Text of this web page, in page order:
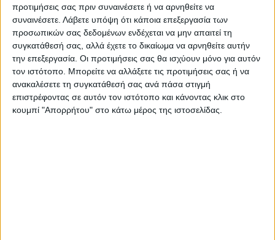
προτιμήσεις σας πριν συναινέσετε ή να αρνηθείτε να
συναινέσετε. Λάβετε υπόψη ότι κάποια επεξεργασία των
προσωπικών σας δεδομένων ενδέχεται να μην απαιτεί τη
συγκατάθεσή σας, αλλά έχετε το δικαίωμα να αρνηθείτε αυτήν
την επεξεργασία. Οι προτιμήσεις σας θα ισχύουν μόνο για αυτόν
τον ιστότοπο. Μπορείτε να αλλάξετε τις προτιμήσεις σας ή να
ανακαλέσετε τη συγκατάθεσή σας ανά πάσα στιγμή
επιστρέφοντας σε αυτόν τον ιστότοπο και κάνοντας κλικ στο
κουμπί "Απορρήτου" στο κάτω μέρος της ιστοσελίδας.
Τελευταίες Ειδήσεις Σήμερα
Ακολούθησε την εφημερίδα ΝΕΟΣ
ΑΓΩΝ στο Google News!
Όλες οι εξελίξεις στην περιοχή της
Καρδίτσας και ευρύτερα της Θεσσαλίας